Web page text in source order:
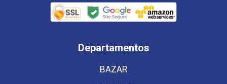
Departamentos
BAZAR